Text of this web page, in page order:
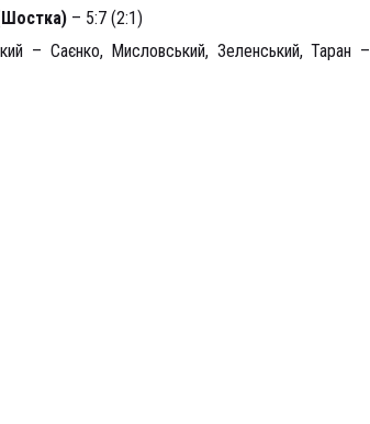
– 5:7 (2:1)
– Саєнко, Мисловський, Зеленський, Таран –